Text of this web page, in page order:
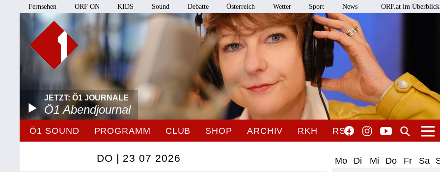
Fernsehen ORF ON KIDS Sound Debatte Österreich Wetter Sport News ORF.at im Überblick
JETZT: Ö1 JOURNALE
Ö1 Abendjournal
Ö1 SOUND PROGRAMM CLUB SHOP ARCHIV RKH RSO
Mo Di Mi Do Fr Sa
DO | 23 07 2026